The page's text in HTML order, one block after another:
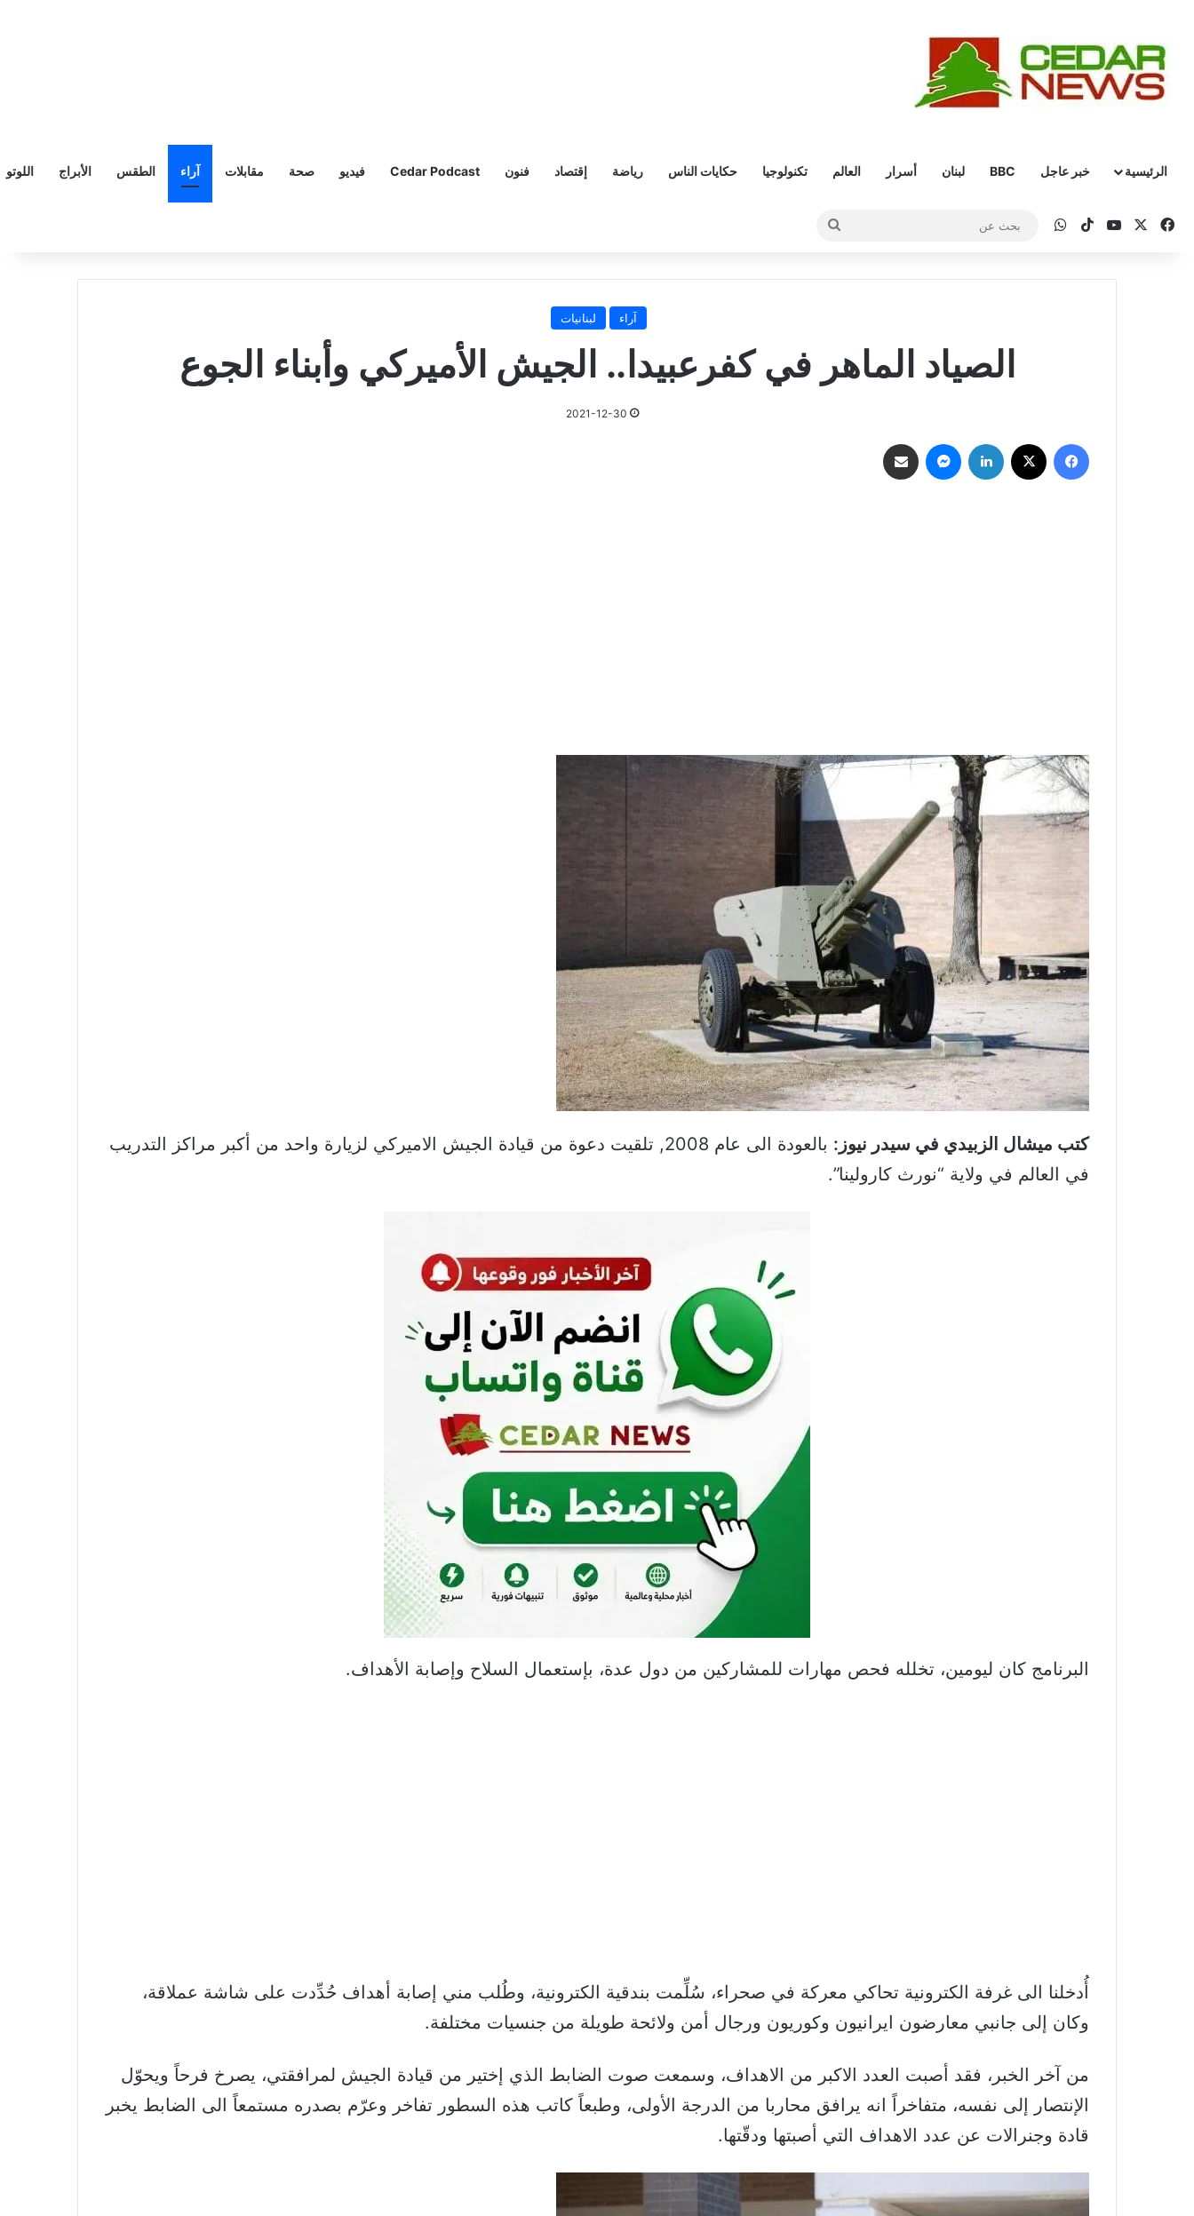
الرئيسية خبر عاجل BBC لبنان أسرار العالم تكنولوجيا حكايات الناس رياضة إقتصاد فنون Cedar Podcast فيديو صحة مقابلات آراء الطقس الأبراج اللوتو
فيسبوك ‫YouTube
‫TikTokواتساب
بحث
آراء لبنانيات
الصياد الماهر في كفرعبيدا.. الجيش الأميركي وأبناء الجوع
2021-12-30
فيسبوك لينكدإن ماسنجر
كتب ميشال الزبيدي في سيدر نيوز:
بالعودة الى عام 2008, تلقيت دعوة من قيادة الجيش الاميركي لزيارة واحد من أكبر مراكز التدريب
في العالم في ولاية “نورث كارولينا”.
البرنامج كان ليومين، تخلله فحص مهارات للمشاركين من دول عدة، بإستعمال السلاح وإصابة الأهداف.
أُدخلنا الى غرفة الكترونية تحاكي معركة في صحراء، سُلِّمت بندقية الكترونية، وطُلب مني إصابة أهداف حُدِّدت على شاشة عملاقة،
وكان إلى جانبي معارضون ايرانيون وكوريون ورجال أمن ولائحة طويلة من جنسيات مختلفة.
من آخر الخبر، فقد أصبت العدد الاكبر من الاهداف، وسمعت صوت الضابط الذي إختير من قيادة الجيش لمرافقتي، يصرخ فرحاً ويحوّل
الإنتصار إلى نفسه، متفاخراً انه يرافق محاربا من الدرجة الأولى، وطبعاً كاتب هذه السطور تفاخر وعرّم بصدره مستمعاً الى الضابط يخبر
قادة وجنرالات عن عدد الاهداف التي أصبتها ودقّتها.